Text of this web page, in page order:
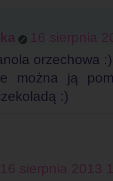
16 sierpnia
orzechowa :)
można ją
:)
16 sierpnia 2013